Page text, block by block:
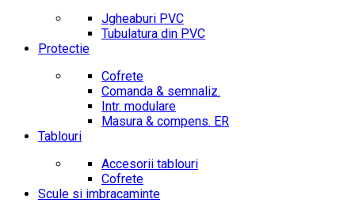
Jgheaburi PVC
Tubulatura din PVC
Protectie
Cofrete
Comanda & semnaliz.
Intr. modulare
Masura & compens. ER
Tablouri
Accesorii tablouri
Cofrete
Scule si imbracaminte